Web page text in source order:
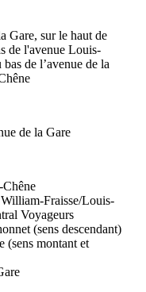
Gare, sur le haut de
de l'avenue Louis-
de l’avenue de la
de la Gare
Chêne
Fraisse/Louis-
Voyageurs
(sens descendant)
(sens montant et